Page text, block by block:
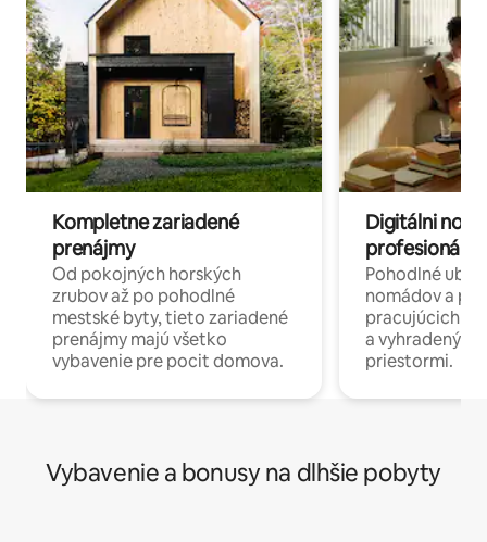
Kompletne zariadené
prenájmy
Od pokojných horských
zrubov až po pohodlné
mestské byty, tieto zariadené
prenájmy majú všetko
vybavenie pre pocit domova.
Digitálni
profesionáli
Pohodlné
nomádov a
pracujúcich
a
priestormi.
Vybavenie a bonusy na dlhšie pobyty